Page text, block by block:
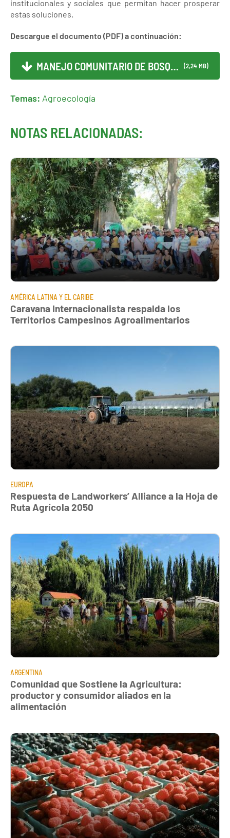
institucionales y sociales que permitan hacer prosperar
estas soluciones.
Descargue el documento (PDF) a continuación:
MANEJO COMUNITARIO DE BOSQU... (2,24 MB)
Temas: Agroecología
NOTAS RELACIONADAS:
AMÉRICA LATINA Y EL CARIBE
Caravana Internacionalista respalda los
Territorios Campesinos Agroalimentarios
EUROPA
Respuesta de Landworkers’ Alliance a la Hoja de
Ruta Agrícola 2050
ARGENTINA
Comunidad que Sostiene la Agricultura:
productor y consumidor aliados en la
alimentación